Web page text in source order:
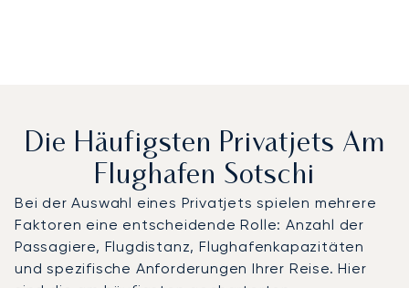
Die Häufigsten Privatjets Am
Flughafen Sotschi
Bei der Auswahl eines Privatjets spielen mehrere
Faktoren eine entscheidende Rolle: Anzahl der
Passagiere, Flugdistanz, Flughafenkapazitäten
und spezifische Anforderungen Ihrer Reise. Hier